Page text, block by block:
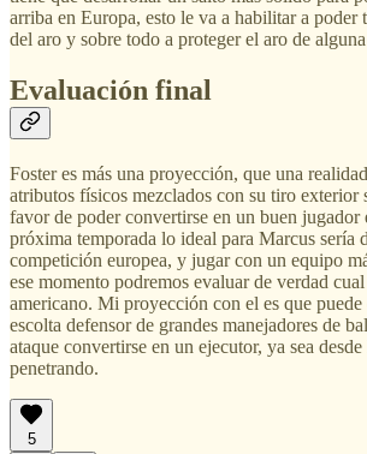
arriba en Europa, esto le va a habilitar a poder
del aro y sobre todo a proteger el aro de
Evaluación final
Foster es más una proyección, que una
atributos físicos mezclados con su tiro exterior
favor de poder convertirse en un buen jugador
próxima temporada lo ideal para Marcus sería
competición europea, y jugar con un equipo
ese momento podremos evaluar de verdad
americano. Mi proyección con el es que
escolta defensor de grandes manejadores de
ataque convertirse en un ejecutor, ya sea
penetrando.
5